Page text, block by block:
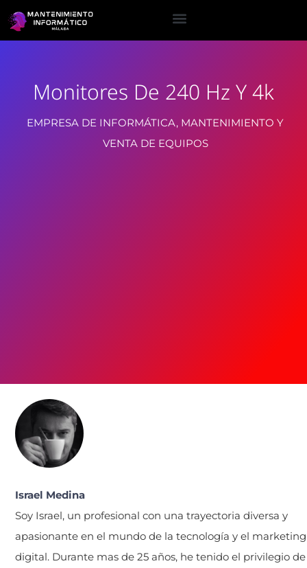
Monitores De 240 Hz Y 4k
EMPRESA DE INFORMÁTICA, MANTENIMIENTO Y
VENTA DE EQUIPOS
Israel Medina
Soy Israel, un profesional con una trayectoria diversa y
apasionante en el mundo de la tecnología y el marketing
digital. Durante mas de 25 años, he tenido el privilegio de